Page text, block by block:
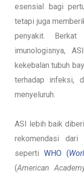
esensial bagi
tetapi juga
penyakit.
imunologisnya,
kekebalan tubuh
terhadap infeksi,
menyeluruh.
ASI lebih baik
rekomendasi dari
sepertiWHO (
(American